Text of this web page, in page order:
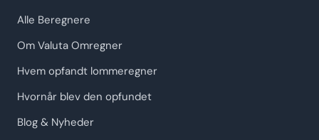
Alle Beregnere
Om Valuta Omregner
Hvem opfandt lommeregner
Hvornår blev den opfundet
Blog & Nyheder